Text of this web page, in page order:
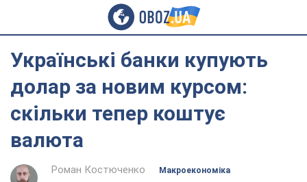
Українські банки купують
долар за новим курсом:
скільки тепер коштує
валюта
Роман Костюченко
Mакроекономіка